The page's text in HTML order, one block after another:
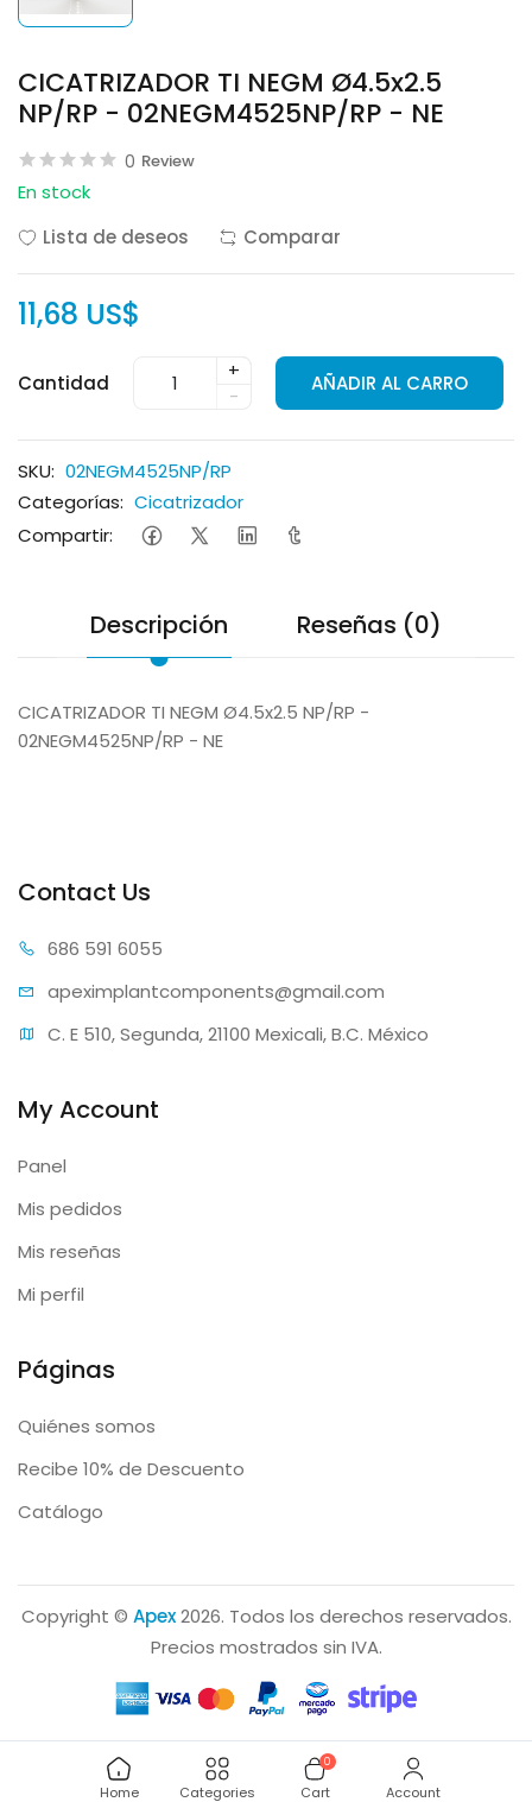
Home Categories Cart
0
Account
CICATRIZADOR TI NEGM Ø4.5x2.5
NP/RP - 02NEGM4525NP/RP - NE
0 Review
En stock
Lista de deseos
Comparar
11,68 US$
Cantidad
+
-
AÑADIR AL CARRO
SKU: 02NEGM4525NP/RP
Categorías: Cicatrizador
Compartir:
Descripción Reseñas (0)
CICATRIZADOR TI NEGM Ø4.5x2.5 NP/RP -
02NEGM4525NP/RP - NE
Contact Us
686 591 6055
apeximplantcomponents@gmail.com
C. E 510, Segunda, 21100 Mexicali, B.C. México
My Account
Panel
Mis pedidos
Mis reseñas
Mi perfil
Páginas
Quiénes somos
Recibe 10% de Descuento
Catálogo
Copyright © Apex2026. Todos los derechos reservados.
Precios mostrados sin IVA.